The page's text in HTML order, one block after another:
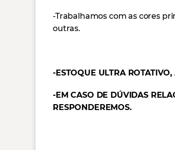
-Trabalhamos com as cores
outras.
-ESTOQUE ULTRA
-EM CASO DE DÚVIDAS
RESPONDEREMOS.